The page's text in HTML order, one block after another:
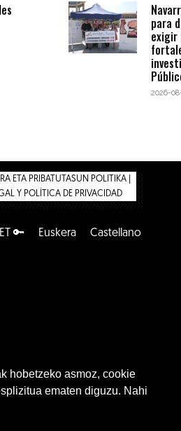
para
exigir
2026-
ETA PRIBATUTASUN POLITIKA |
Y POLÍTICA DE PRIVACIDAD
🔑 Euskera Castellano
hobetzeko asmoz, cookie
ematen diguzu. Nahi